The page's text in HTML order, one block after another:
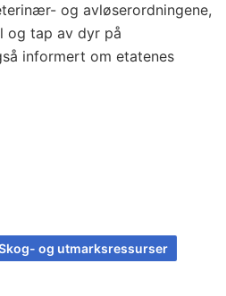
og avløserordningene,
og tap av dyr på
informert om etatenes
og utmarksressurser